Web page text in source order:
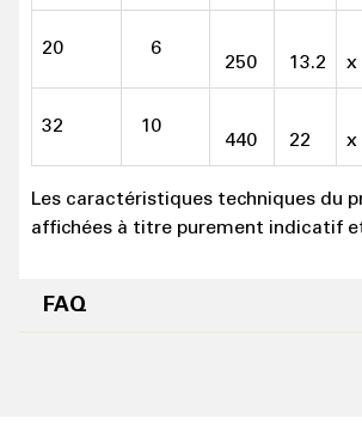
20 6
250 13.2
x
32 10
440 22
x
Les caractéristiques techniques du
affichées à titre purement indicatif
FAQ